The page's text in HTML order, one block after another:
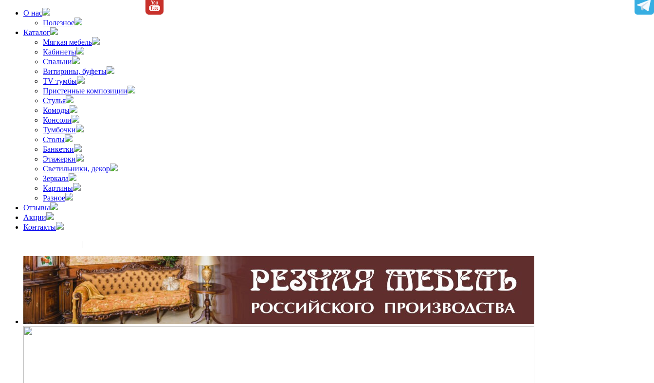
О нас
Полезное
Каталог
Мягкая мебель
Кабинеты
Спальни
Витирины, буфеты
TV тумбы
Пристенные композиции
Стулья
Комоды
Консоли
Тумбочки
Столы
Банкетки
Этажерки
Светильники, декор
Зеркала
Картины
Разное
Отзывы
Акции
Контакты
|